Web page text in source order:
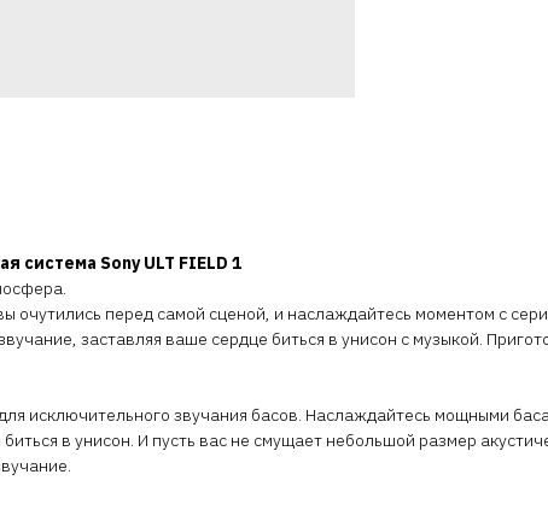
система Sony ULT FIELD 1
очутились перед самой сценой, и наслаждайтесь моментом с
заставляя ваше сердце биться в унисон с музыкой.
исключительного звучания басов. Наслаждайтесь мощными
в унисон. И пусть вас не смущает небольшой размер